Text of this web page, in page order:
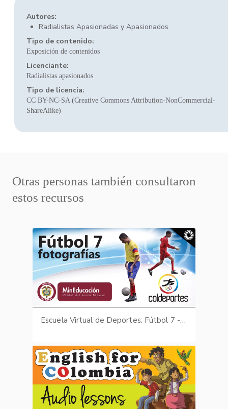
Autores:
Radialistas Apasionadas y Apasionados
Tipo de contenido:
Exposición de contenidos
Licenciante:
Radialistas apasionados
Tipo de licencia:
CC BY-NC-SA (Creative Commons Attribution-NonCommercial-
ShareAlike)
Otras personas también consultaron
estos recursos
Escuela Virtual de Deportes: Fútbol 7 - fotografías